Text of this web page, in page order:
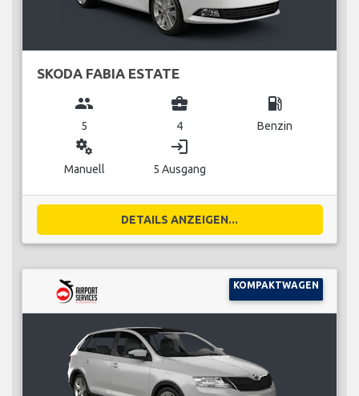
SKODA FABIA ESTATE
group
5
business_center
4
local_gas_station
Benzin
miscellaneous_services
Manuell
login
5 Ausgang
DETAILS ANZEIGEN...
KOMPAKTWAGEN